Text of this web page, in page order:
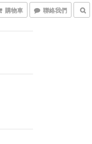
購物車 聯絡我們